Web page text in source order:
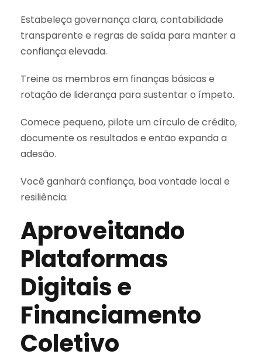
Estabeleça governança clara, contabilidade
transparente e regras de saída para manter a
confiança elevada.
Treine os membros em finanças básicas e
rotação de liderança para sustentar o ímpeto.
Comece pequeno, pilote um círculo de crédito,
documente os resultados e então expanda a
adesão.
Você ganhará confiança, boa vontade local e
resiliência.
Aproveitando
Plataformas
Digitais e
Financiamento
Coletivo